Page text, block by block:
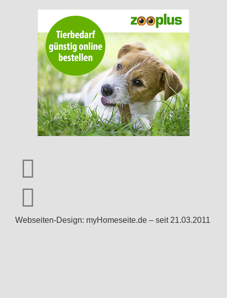
Webseiten-Design: myHomeseite.de – seit 21.03.2011